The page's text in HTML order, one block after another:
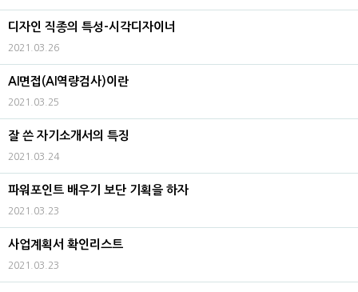
디자인 직종의 특성-시각디자이너
2021.03.26
AI면접(AI역량검사)이란
2021.03.25
잘 쓴 자기소개서의 특징
2021.03.24
파워포인트 배우기 보단 기획을 하자
2021.03.23
사업계획서 확인리스트
2021.03.23